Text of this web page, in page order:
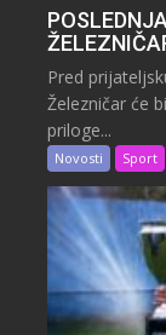
Pred
Železničar će
priloge...
Novosti Sport